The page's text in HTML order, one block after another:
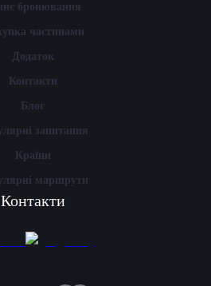
бронювання
частинами
Додаток
Контакти
Блог
запитання
Країни
маршрути
Контакти